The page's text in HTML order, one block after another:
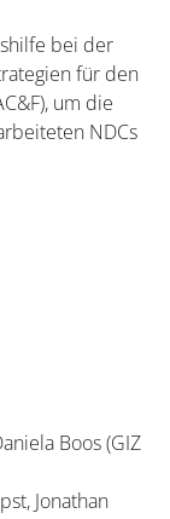
bei der
für den
um die
NDCs
Boos (GIZ
Jonathan